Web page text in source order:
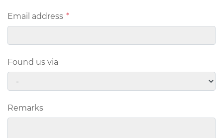
Email address *
Found us via
Remarks